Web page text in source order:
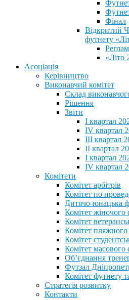
Фінал
Відкритий
футнету
«Літо
Асоціація
Керівництво
Виконавчий комітет
Склад
Рішення
Звіти
I квартал
IV квартал
III квартал
II квартал
I квартал
IV квартал
Комітети
Комітет арбітрів
Комітет по
Дитячо-юнацька
Комітет жіночого
Комітет
Комітет
Комітет
Комітет масового
Обʼєднання
Футзал
Комітет футнету
Стратегія розвитку
Контакти